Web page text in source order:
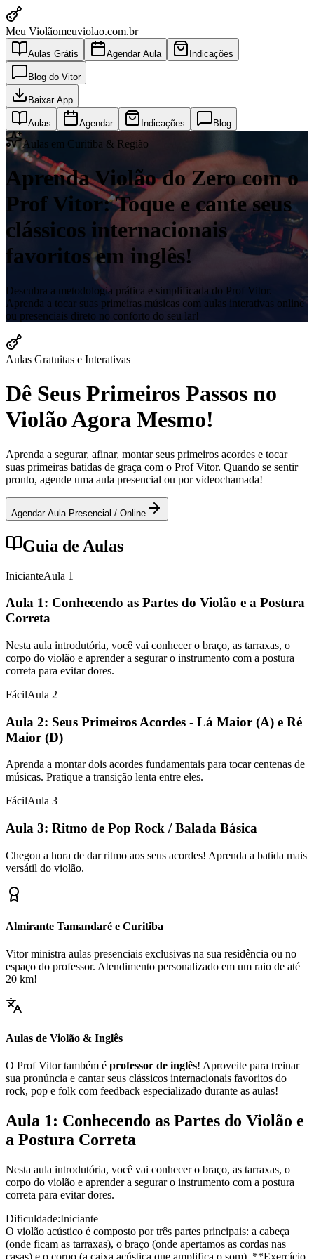
Meu Violãomeuviolao.com.br
Aulas Grátis Agendar Aula Indicações
Blog do Vitor
Baixar App
Aulas Agendar Indicações Blog
Aulas em Curitiba & Região
Aprenda Violão do Zero com o
Prof Vitor: Toque e cante seus
clássicos internacionais
favoritos em inglês!
Descubra a metodologia prática e simplificada do Prof Vitor.
Aprenda a tocar suas primeiras músicas com aulas interativas online
ou presenciais direto no conforto do seu lar!
Aulas Gratuitas e Interativas
Dê Seus Primeiros Passos no
Violão Agora Mesmo!
Aprenda a segurar, afinar, montar seus primeiros acordes e tocar
suas primeiras batidas de graça com o Prof Vitor. Quando se sentir
pronto, agende uma aula presencial ou por videochamada!
Agendar Aula Presencial / Online
Guia de Aulas
InicianteAula 1
Aula 1: Conhecendo as Partes do Violão e a Postura
Correta
Nesta aula introdutória, você vai conhecer o braço, as tarraxas, o
corpo do violão e aprender a segurar o instrumento com a postura
correta para evitar dores.
FácilAula 2
Aula 2: Seus Primeiros Acordes - Lá Maior (A) e Ré
Maior (D)
Aprenda a montar dois acordes fundamentais para tocar centenas de
músicas. Pratique a transição lenta entre eles.
FácilAula 3
Aula 3: Ritmo de Pop Rock / Balada Básica
Chegou a hora de dar ritmo aos seus acordes! Aprenda a batida mais
versátil do violão.
Almirante Tamandaré e Curitiba
Vitor ministra aulas presenciais exclusivas na sua residência ou no
espaço do professor. Atendimento personalizado em um raio de até
20 km!
Aulas de Violão & Inglês
O Prof Vitor também é professor de inglês! Aproveite para treinar
sua pronúncia e cantar seus clássicos internacionais favoritos do
rock, pop e folk com feedback especializado durante as aulas!
Aula 1: Conhecendo as Partes do Violão e
a Postura Correta
Nesta aula introdutória, você vai conhecer o braço, as tarraxas, o
corpo do violão e aprender a segurar o instrumento com a postura
correta para evitar dores.
Dificuldade:Iniciante
O violão acústico é composto por três partes principais: a cabeça
(onde ficam as tarraxas), o braço (onde apertamos as cordas nas
casas) e o corpo (a caixa acústica que amplifica o som). **Exercício